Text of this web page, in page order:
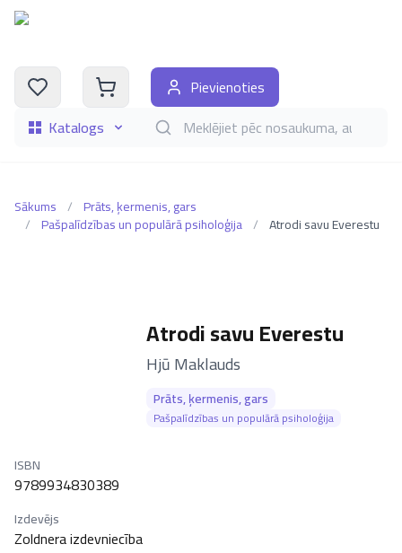
Katalogs Meklēt grāmatas pēc nosaukuma, autora,
Pievienoties
Sākums / Prāts, ķermenis, gars
/ Pašpalīdzības un populārā psiholoģija / Atrodi savu Everestu
Atrodi savu Everestu
–
Hjū Maklauds
Prāts, ķermenis, gars
Pašpalīdzības un populārā psiholoģija
ISBN
9789934830389
Izdevējs
Zoldnera izdevniecība